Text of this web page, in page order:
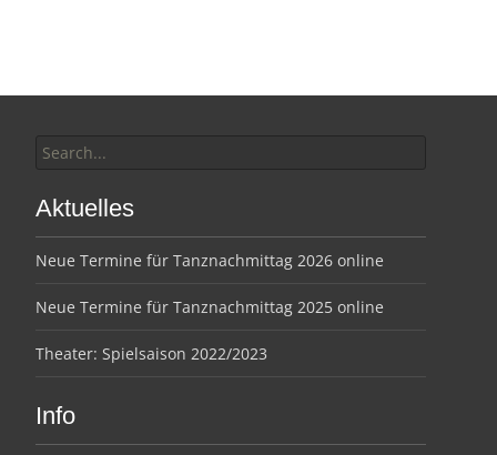
for:
Aktuelles
Neue Termine für Tanznachmittag 2026 online
Neue Termine für Tanznachmittag 2025 online
Theater: Spielsaison 2022/2023
Info